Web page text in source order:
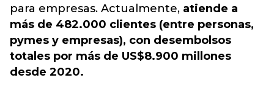
para empresas. Actualmente, atiende a
más de 482.000 clientes (entre personas,
pymes y empresas), con desembolsos
totales por más de US$8.900 millones
desde 2020.